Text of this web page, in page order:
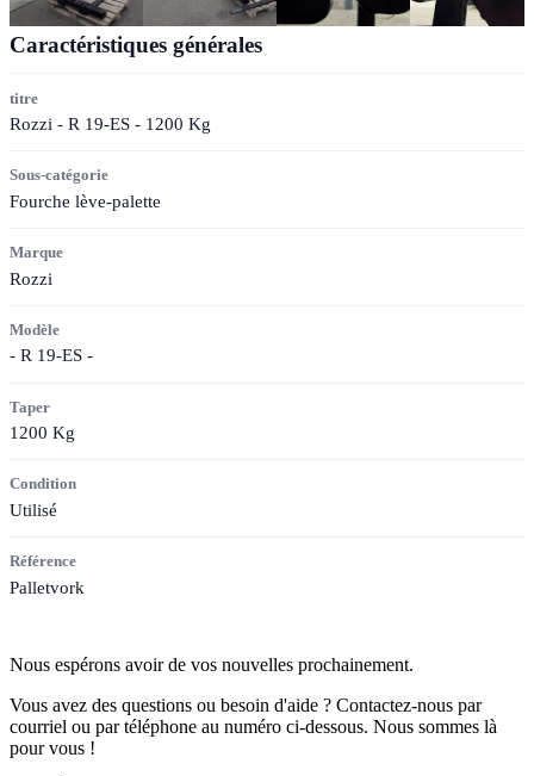
Caractéristiques générales
titre
Rozzi - R 19-ES - 1200 Kg
Sous-catégorie
Fourche lève-palette
Marque
Rozzi
Modèle
- R 19-ES -
Taper
1200 Kg
Condition
Utilisé
Référence
Palletvork
Nous espérons avoir de vos nouvelles prochainement.
Vous avez des questions ou besoin d'aide ? Contactez-nous par
courriel ou par téléphone au numéro ci-dessous. Nous sommes là
pour vous !